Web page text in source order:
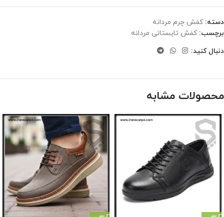
دسته: کفش چرم مردانه
برچسب: کفش تابستانی مردانه
دنبال کنید:
محصولات مشابه